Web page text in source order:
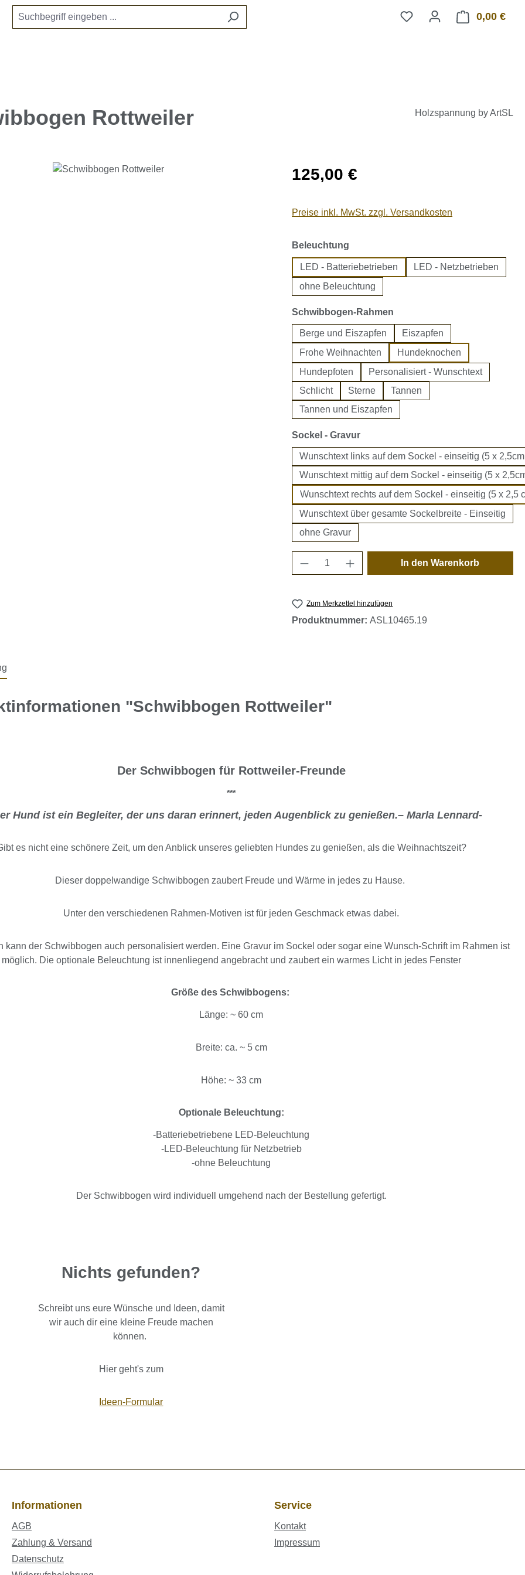
0,00 €
Rottweiler Holzspannung by ArtSL
überspringen Regulärer Preis:
125,00 €
Preise inkl. MwSt. zzgl. Versandkosten
Beleuchtung
LED - Batteriebetrieben
LED - Netzbetrieben
ohne Beleuchtung
Schwibbogen-Rahmen
Berge und Eiszapfen
Eiszapfen
Frohe Weihnachten
Hundeknochen
Hundepfoten
Personalisiert - Wunschtext
Schlicht
Sterne
Tannen
Tannen und Eiszapfen
Sockel - Gravurauswählen
Wunschtext links auf dem Sockel - einseitig (5 x
Wunschtext mittig auf dem Sockel - einseitig (5 x
Wunschtext rechts auf dem Sockel - einseitig (5 x 2,5
Wunschtext über gesamte Sockelbreite - Einseitig
ohne Gravur
Produkt Anzahl: Gib den
In den Warenkorb
Zum Merkzettel hinzufügen
Produktnummer:ASL10465.19
"Schwibbogen Rottweiler"
Der Schwibbogen für Rottweiler-Freunde
***
Hund ist ein Begleiter, der uns daran erinnert, jeden Augenblick zu genießen.– Marla Lennard-
es nicht eine schönere Zeit, um den Anblick unseres geliebten Hundes zu genießen, als die Weihnachtszeit?
Dieser doppelwandige Schwibbogen zaubert Freude und Wärme in jedes zu Hause.
Unter den verschiedenen Rahmen-Motiven ist für jeden Geschmack etwas dabei.
kann der Schwibbogen auch personalisiert werden. Eine Gravur im Sockel oder sogar eine Wunsch-Schrift im Rahmen ist
möglich. Die optionale Beleuchtung ist innenliegend angebracht und zaubert ein warmes Licht in jedes Fenster
Größe des Schwibbogens:
Länge: ~ 60 cm
Breite: ca. ~ 5 cm
Höhe: ~ 33 cm
Optionale Beleuchtung:
-Batteriebetriebene LED-Beleuchtung
-LED-Beleuchtung für Netzbetrieb
-ohne Beleuchtung
Der Schwibbogen wird individuell umgehend nach der Bestellung gefertigt.
Nichts gefunden?
Schreibt uns eure Wünsche und Ideen, damit
wir auch dir eine kleine Freude machen
können.
Hier geht's zum
Ideen-Formular
Informationen
AGB
Zahlung & Versand
Datenschutz
Service
Kontakt
Impressum